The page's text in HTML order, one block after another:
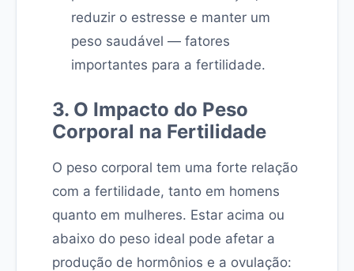
reduzir o estresse e manter um
peso saudável — fatores
importantes para a fertilidade.
3. O Impacto do Peso
Corporal na Fertilidade
O peso corporal tem uma forte relação
com a fertilidade, tanto em homens
quanto em mulheres. Estar acima ou
abaixo do peso ideal pode afetar a
produção de hormônios e a ovulação: